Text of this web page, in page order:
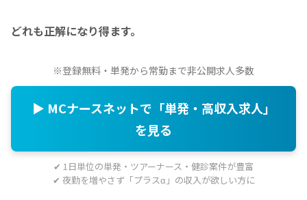
どれも正解になり得ます。
※登録無料・単発から常勤まで非公開求人多数
▶ MCナースネットで「単発・高収入求人」
を見る
✔ 1日単位の単発・ツアーナース・健診案件が豊富
✔ 夜勤を増やさず「プラスα」の収入が欲しい方に